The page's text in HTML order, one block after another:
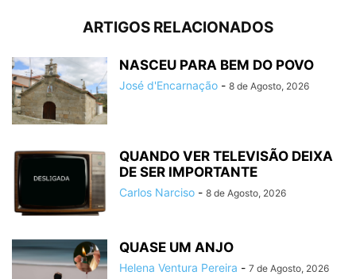
ARTIGOS RELACIONADOS
NASCEU PARA BEM DO POVO
José d'Encarnação - 8 de Agosto, 2026
QUANDO VER TELEVISÃO DEIXA
DE SER IMPORTANTE
Carlos Narciso - 8 de Agosto, 2026
QUASE UM ANJO
Helena Ventura Pereira - 7 de Agosto, 2026